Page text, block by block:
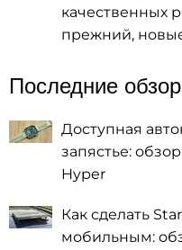
качественных
прежний,
Последние
Доступная
запястье:
Hyper
Как сделать
мобильным: